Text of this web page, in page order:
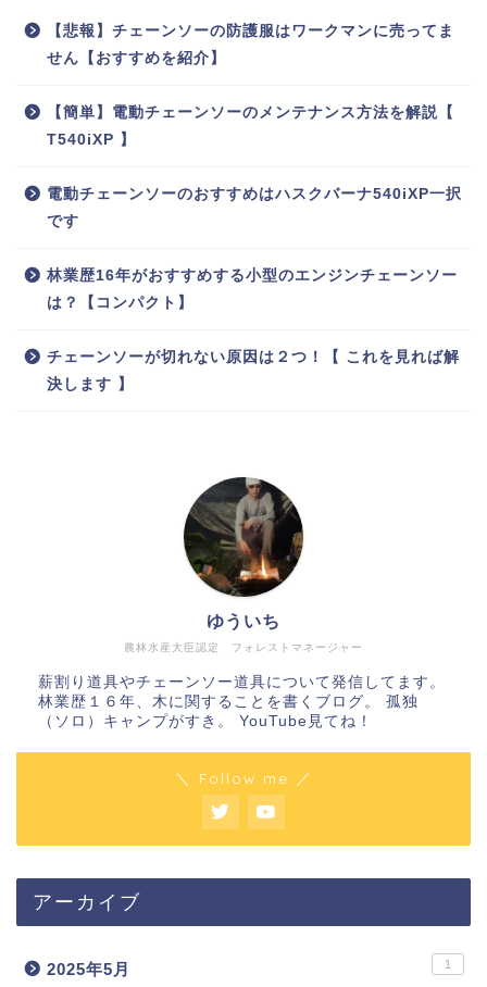
【悲報】チェーンソーの防護服はワークマンに売ってま
せん【おすすめを紹介】
【簡単】電動チェーンソーのメンテナンス方法を解説【
T540iXP 】
電動チェーンソーのおすすめはハスクバーナ540iXP一択
です
林業歴16年がおすすめする小型のエンジンチェーンソー
は？【コンパクト】
チェーンソーが切れない原因は２つ！【 これを見れば解
決します 】
農林水産大臣認定 フォレストマネージャー
ゆういち
薪割り道具やチェーンソー道具について発信してます。
林業歴１６年、木に関することを書くブログ。 孤独
（ソロ）キャンプがすき。 YouTube見てね！
＼ Follow me ／
アーカイブ
2025年5月 1